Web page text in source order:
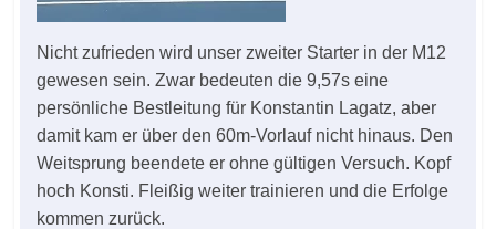
Nicht zufrieden wird unser zweiter Starter in der M12
gewesen sein. Zwar bedeuten die 9,57s eine
persönliche Bestleitung für Konstantin Lagatz, aber
damit kam er über den 60m-Vorlauf nicht hinaus. Den
Weitsprung beendete er ohne gültigen Versuch. Kopf
hoch Konsti. Fleißig weiter trainieren und die Erfolge
kommen zurück.